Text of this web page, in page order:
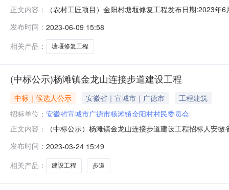
正文内容：
（农村工匠项目）金阳村塘堰修复工程发布日期:2023
城市广德市杨滩镇金阳村境内2、建设规模：具体工程量
4%、5%、6%
发布时间： 2023-06-09 15:58
相关产品：
塘堰修复工程
(中标公示)杨滩镇金龙山连接步道建设工程
中标｜候选人公示 安徽省｜宣城市｜广德市
工程建筑
招标单位： 安徽省宣城市广德市杨滩镇金阳村村民委员会
正文内容：
（中标公示）杨滩镇金龙山连接步道建设工程招标人安
话：举报单位：广德市杨滩镇小额公共资源交易中心举
发布时间： 2023-03-24 15:49
相关产品：
建设工程 步道